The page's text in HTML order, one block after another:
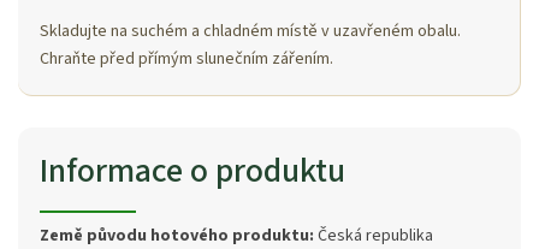
Skladujte na suchém a chladném místě v uzavřeném obalu.
Chraňte před přímým slunečním zářením.
Informace o produktu
Země původu hotového produktu: Česká republika